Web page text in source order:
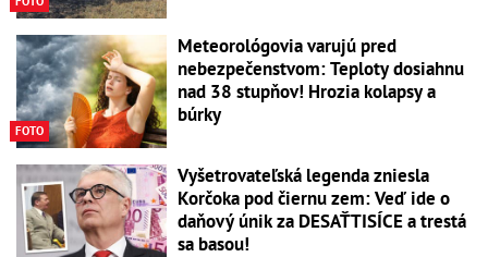
FOTO
Meteorológovia varujú pred
nebezpečenstvom: Teploty dosiahnu
nad 38 stupňov! Hrozia kolapsy a
búrky
Vyšetrovateľská legenda zniesla
Korčoka pod čiernu zem: Veď ide o
daňový únik za DESAŤTISÍCE a trestá
sa basou!